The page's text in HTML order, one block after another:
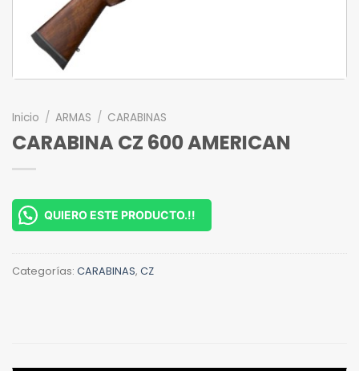
Inicio / ARMAS / CARABINAS
CARABINA CZ 600 AMERICAN
QUIERO ESTE PRODUCTO.!!
Categorías: CARABINAS, CZ